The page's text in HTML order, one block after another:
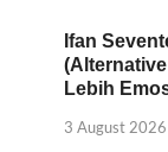
Ifan
Lebih
3 August 2026